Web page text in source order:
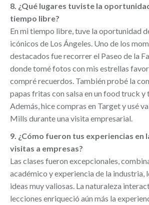
8. ¿Qué lugares tuviste la
tiempo libre?
En mi tiempo libre, tuve la oportunidad
icónicos de Los Ángeles. Uno de los
destacados fue recorrer el Paseo de la
donde tomé fotos con mis estrellas
compré recuerdos. También probé la
papas fritas con salsa en un food truck y
Además, hice compras en Target y usé
Mills durante una visita empresarial.
9. ¿Cómo fueron tus experiencias en
visitas a empresas?
Las clases fueron excepcionales,
académico y experiencia de la industria,
ideas muy valiosas. La naturaleza
lecciones enriqueció aún más la